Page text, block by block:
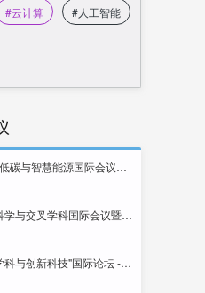
#云计算 #人工智能
2026年IEEE 低碳与智慧能源国际会议（ICLCSE 2026）
2026年能源科学与交叉学科国际会议暨IEEE PES 中国卫星技术委员会SBLC年会
第二届“交叉学科与创新科技"国际论坛 -中国.厦门-2025-12-21